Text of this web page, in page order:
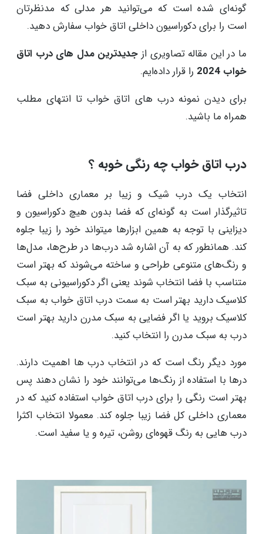
گونه‌ای شده است که می‌توانید هر مدلی که مدنظرتان
است را برای دکوراسیون داخلی اتاق خواب سفارش دهید.
ما در این مقاله تصاویری ازجدیدترین مدل های درب اتاق
خواب 2024
را قرار داده‌ایم.
برای دیدن نمونه درب های اتاق خواب تا انتهای مطلب
همراه ما باشید.
درب اتاق خواب چه رنگی خوبه ؟
انتخاب یک درب شیک و زیبا بر معماری داخلی فضا
تاثیرگذار است به گونه‌ای که فضا بدون هیچ دکوراسیون و
دیزاینی با توجه به همین ابزارها میتواند خود را زیبا جلوه
کند. همانطور که به آن اشاره شد درب‌‌ها در طرح‌ها، مدل‌ها
و رنگ‌های متنوعی طراحی و ساخته می‌شوند که بهتر است
متناسب با فضا انتخاب شوند یعنی اگر دکوراسیونی به سبک
کلاسیک دارید بهتر است به سمت درب اتاق خواب به سبک
کلاسیک بروید یا اگر فضایی به سبک مدرن دارید بهتر است
درب به سبک مدرن را انتخاب کنید.
مورد دیگر رنگ است که در انتخاب درب ها اهمیت دارند.
درها با استفاده از رنگ‌ها می‌توانند خود را نشان دهند پس
بهتر است رنگی را برای درب اتاق خواب استفاده کنید که در
معماری داخلی کل فضا زیبا جلوه کند. معمولا انتخاب اکثرا
درب هایی به رنگ قهوه‌ای روشن، تیره و یا سفید است.